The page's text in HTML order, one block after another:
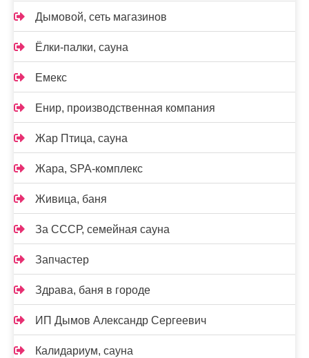
Дымовой, сеть магазинов
Ёлки-палки, сауна
Емекс
Енир, производственная компания
Жар Птица, сауна
Жара, SPA-комплекс
Живица, баня
За СССР, семейная сауна
Запчастер
Здрава, баня в городе
ИП Дымов Александр Сергеевич
Калидариум, сауна